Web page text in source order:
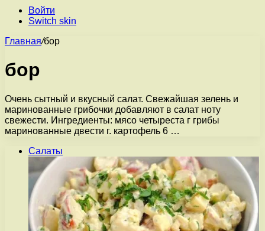
Войти
Switch skin
Главная/бор
бор
Очень сытный и вкусный салат. Свежайшая зелень и
маринованные грибочки добавляют в салат ноту
свежести. Ингредиенты: мясо четыреста г грибы
маринованные двести г. картофель 6 …
Салаты